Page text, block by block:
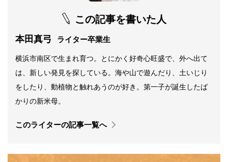
この記事を書いた人
本田真弓 ライター卒業生
横浜市南区で生まれ育つ。とにかく好奇心旺盛で、外へ出て
は、新しい発見を探している。海や山で遊んだり、土いじり
をしたり、動植物と触れあうのが好き。第一子が誕生したば
かりの新米母。
このライターの記事一覧へ